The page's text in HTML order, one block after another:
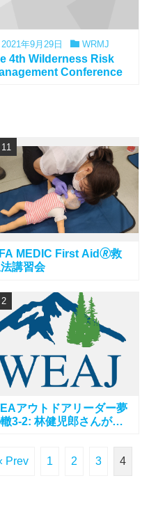
2021年9月29日 WRMJ
4th Wilderness Risk
Conference
MEDIC First Aid🄬救
講習会
11
アウトドアリーダー夢
3-2: 林健児郎さんが
をわかりやすく語ってく
ます
2
Prev 1 2 3 4